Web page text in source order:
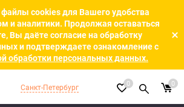
cookies для Вашего удобства
и аналитики. Продолжая оставаться
Вы даёте согласие на обработку
и подтверждаете ознакомление с
обработки персональных данных.
Санкт-Петербург 0 0